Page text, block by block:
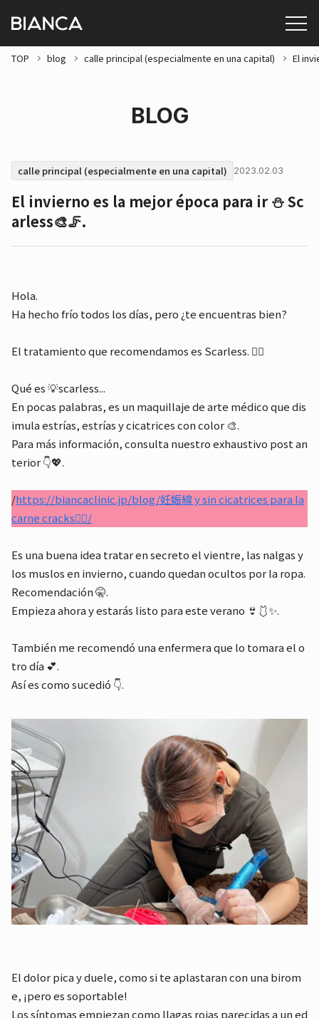
TOP blog calle principal (especialmente en una capital) El
BLOG
calle principal (especialmente en una capital) 2023.02.03
El invierno es la mejor época para ir ⛄ Sc
arless🎨🦵.
Hola.
Ha hecho frío todos los días, pero ¿te encuentras bien?
El tratamiento que recomendamos es Scarless. 🙋‍♀️
Qué es 💡scarless...
En pocas palabras, es un maquillaje de arte médico que dis
imula estrías, estrías y cicatrices con color 🎨.
Para más información, consulta nuestro exhaustivo post an
terior 👇💖.
/https://biancaclinic.jp/blog/妊娠線 y sin cicatrices para la
carne cracks🤸‍♀️/
Es una buena idea tratar en secreto el vientre, las nalgas y
los muslos en invierno, cuando quedan ocultos por la ropa.
Recomendación 🤫.
Empieza ahora y estarás listo para este verano 👙🩱✨.
También me recomendó una enfermera que lo tomara el o
tro día 💕.
Así es como sucedió 👇.
El dolor pica y duele, como si te aplastaran con una birom
e, ¡pero es soportable!
Los síntomas empiezan como llagas rojas parecidas a un ed